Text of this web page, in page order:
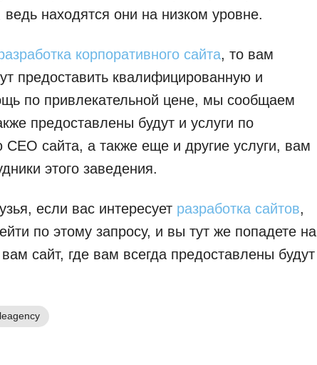
ведь находятся они на низком уровне.
корпоративного сайта, то вам
предоставить квалифицированную и
по привлекательной цене, мы сообщаем
предоставлены будут и услуги по
СЕО сайта, а также еще и другие услуги, вам
этого заведения.
если вас интересует разработка сайтов,
по этому запросу, и вы тут же попадете на
сайт, где вам всегда предоставлены будут